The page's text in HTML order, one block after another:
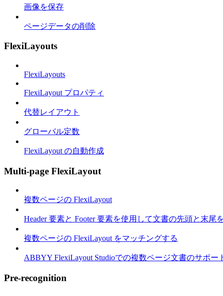
画像を保存
ページデータの削除
FlexiLayouts
FlexiLayouts
FlexiLayout プロパティ
代替レイアウト
グローバル定数
FlexiLayout の自動作成
Multi-page FlexiLayout
複数ページの FlexiLayout
Header 要素と Footer 要素を使用して文書の先頭と末尾
複数ページの FlexiLayout をマッチングする
ABBYY FlexiLayout Studioでの複数ページ文書のサポー
Pre-recognition